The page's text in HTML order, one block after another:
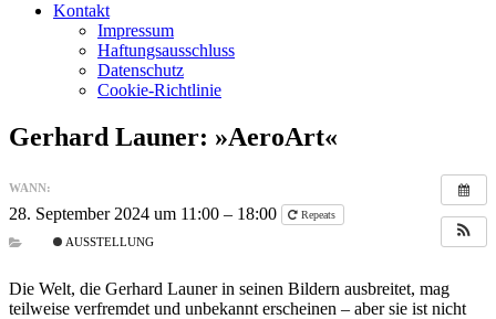
Kontakt
Impressum
Haftungsausschluss
Datenschutz
Cookie-Richtlinie
Gerhard Launer: »AeroArt«
WANN:
28. September 2024 um 11:00 – 18:00 Repeats
AUSSTELLUNG
Die Welt, die Gerhard Launer in seinen Bildern ausbreitet, mag
teilweise verfremdet und unbekannt erscheinen – aber sie ist nicht